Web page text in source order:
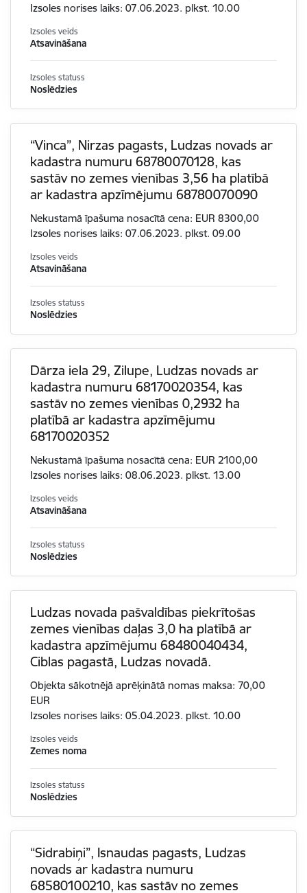
Izsoles norises laiks: 07.06.2023. plkst. 10.00
Izsoles veids
Atsavināšana
Izsoles statuss
Noslēdzies
“Vinca”, Nirzas pagasts, Ludzas novads ar
kadastra numuru 68780070128, kas
sastāv no zemes vienības 3,56 ha platībā
ar kadastra apzīmējumu 68780070090
Nekustamā īpašuma nosacītā cena: EUR 8300,00
Izsoles norises laiks: 07.06.2023. plkst. 09.00
Izsoles veids
Atsavināšana
Izsoles statuss
Noslēdzies
Dārza iela 29, Zilupe, Ludzas novads ar
kadastra numuru 68170020354, kas
sastāv no zemes vienības 0,2932 ha
platībā ar kadastra apzīmējumu
68170020352
Nekustamā īpašuma nosacītā cena: EUR 2100,00
Izsoles norises laiks: 08.06.2023. plkst. 13.00
Izsoles veids
Atsavināšana
Izsoles statuss
Noslēdzies
Ludzas novada pašvaldības piekrītošas
zemes vienības daļas 3,0 ha platībā ar
kadastra apzīmējumu 68480040434,
Ciblas pagastā, Ludzas novadā.
Objekta sākotnējā aprēķinātā nomas maksa: 70,00
EUR
Izsoles norises laiks: 05.04.2023. plkst. 10.00
Izsoles veids
Zemes noma
Izsoles statuss
Noslēdzies
“Sidrabiņi”, Isnaudas pagasts, Ludzas
novads ar kadastra numuru
68580100210, kas sastāv no zemes